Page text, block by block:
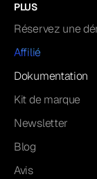
PLUS
Réservez une
Affilié
Dokumentation
Kit de marque
Newsletter
Blog
Avis